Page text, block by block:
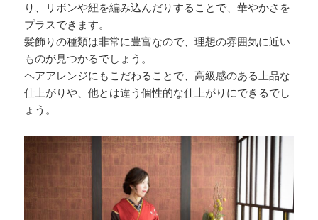
り、リボンや紐を編み込んだりすることで、華やかさを
プラスできます。
髪飾りの種類は非常に豊富なので、理想の雰囲気に近い
ものが見つかるでしょう。
ヘアアレンジにもこだわることで、高級感のある上品な
仕上がりや、他とは違う個性的な仕上がりにできるでし
ょう。